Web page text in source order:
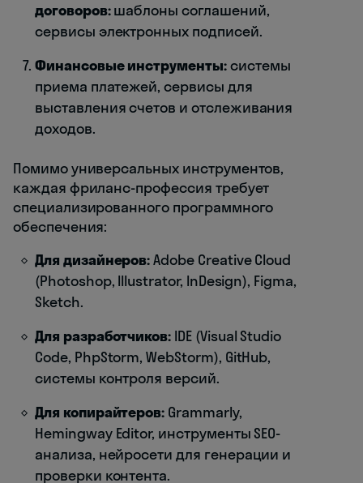
договоров:шаблоны соглашений,
сервисы электронных подписей.
Финансовые инструменты:системы
приема платежей, сервисы для
выставления счетов и отслеживания
доходов.
Помимо универсальных инструментов,
каждая фриланс-профессия требует
специализированного программного
обеспечения:
Для дизайнеров:Adobe Creative Cloud
(Photoshop, Illustrator, InDesign), Figma,
Sketch.
Для разработчиков: IDE (Visual Studio
Code, PhpStorm, WebStorm), GitHub,
системы контроля версий.
Для копирайтеров: Grammarly,
Hemingway Editor, инструменты SEO-
анализа, нейросети для генерации и
проверки контента.